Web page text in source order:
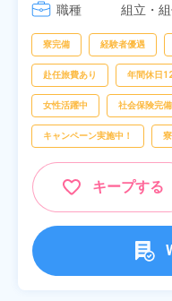
[4]
職種
組立・
寮完備 経験者優遇
赴任旅費あり 年間休日
女性活躍中 社会保険完備
キャンペーン実施中！
キープする